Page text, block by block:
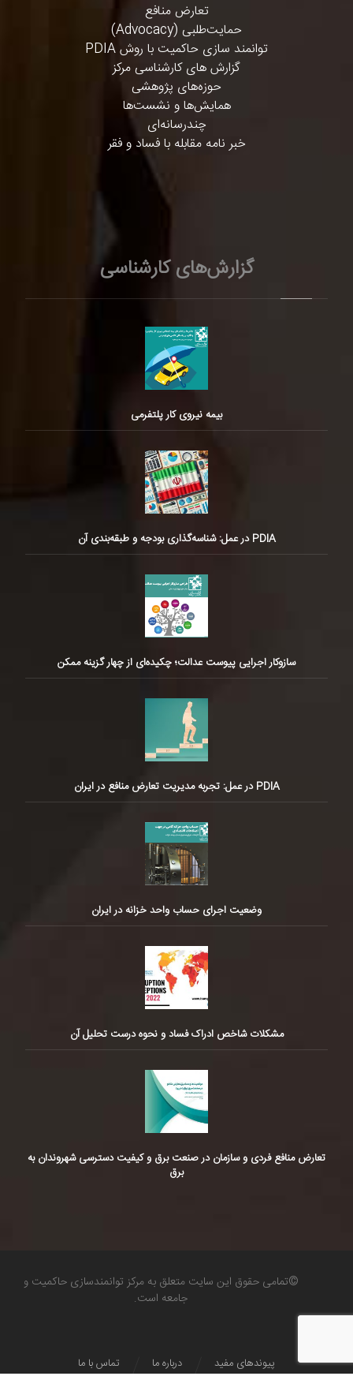
تعارض منافع
حمایت‌طلبی (Advocacy)
توانمند سازی حاکمیت با روش PDIA
گزارش های کارشناسی مرکز
حوزه‌های پژوهشی
همایش‌ها و نشست‌ها
چندرسانه‌ای
خبر نامه مقابله با فساد و فقر
گزارش‌های کارشناسی
بیمه نیروی کار پلتفرمی
PDIA در عمل: شناسه‌گذاری بودجه و طبقه‌بندی آن
سازوکار اجرایی پیوست عدالت؛ چکیده‌ای از چهار گزینه ممکن
PDIA در عمل: تجربه مدیریت تعارض منافع در ایران
وضعیت اجرای حساب واحد خزانه در ایران
مشکلات شاخص ادراک فساد و نحوه درست تحلیل آن
تعارض منافع فردی و سازمان در صنعت برق و کیفیت دسترسی شهروندان به
برق
©تمامی حقوق این سایت متعلق به مرکز توانمندسازی حاکمیت و
جامعه است.
تماس با ما درباره ما پیوندهای مفید